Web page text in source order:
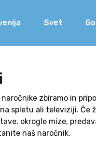
Svet
naročnike zbiramo in
spletu ali televiziji. Če
okrogle mize,
naš naročnik.